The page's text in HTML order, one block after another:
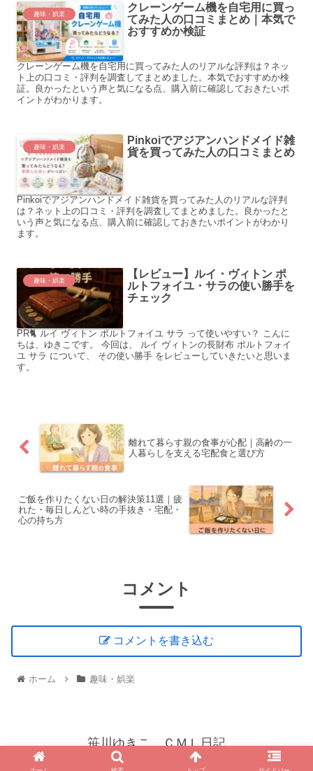
趣味・娯楽
クレーンゲーム機を自宅用に買っ
てみた人の口コミまとめ｜本気で
おすすめか検証
クレーンゲーム機を自宅用に買ってみた人のリアルな評判は？ネッ
ト上の口コミ・評判を調査してまとめました。本気でおすすめか検
証。良かったという声と気になる点、購入前に確認しておきたいポ
イントがわかります。
趣味・娯楽
Pinkoiでアジアンハンドメイド雑
貨を買ってみた人の口コミまとめ
Pinkoiでアジアンハンドメイド雑貨を買ってみた人のリアルな評判
は？ネット上の口コミ・評判を調査してまとめました。良かったと
いう声と気になる点、購入前に確認しておきたいポイントがわかり
ます。
趣味・娯楽
【レビュー】ルイ・ヴィトン ポ
ルトフォイユ・サラの使い勝手を
チェック
PR🐈 ルイ ヴィトン ポルトフォイユ サラ って使いやすい？ こんに
ちは、ゆきこです。 今回は、 ルイ ヴィトンの長財布 ポルトフォイ
ユ サラ について、 その使い勝手 をレビューしていきたいと思いま
す。
離れて暮らす親の食事が心配｜高齢の一
人暮らしを支える宅配食と選び方
ご飯を作りたくない日の解決策11選｜疲
れた・毎日しんどい時の手抜き・宅配・
心の持ち方
コメント
コメントを書き込む
ホーム 趣味・娯楽
笹川ゆきこ ＣＭＬ日記
© 2021 笹川ゆきこ ＣＭＬ日記.